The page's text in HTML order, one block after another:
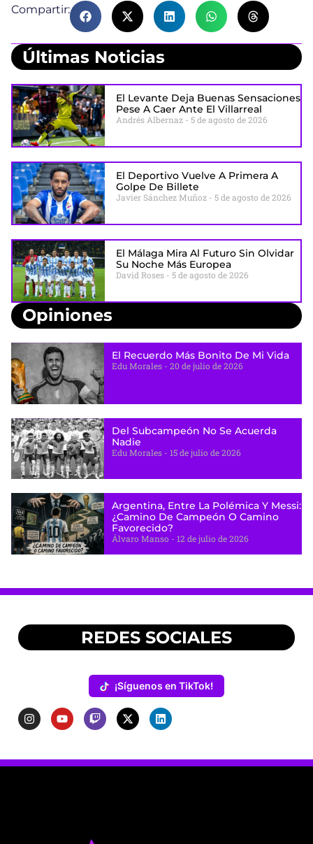
Compartir:
Últimas Noticias
El Levante Deja Buenas Sensaciones
Pese A Caer Ante El Villarreal
Andrés Albernaz 5 de agosto de 2026
El Deportivo Vuelve A Primera A
Golpe De Billete
Javier Sánchez Muñoz 5 de agosto de 2026
El Málaga Mira Al Futuro Sin Olvidar
Su Noche Más Europea
David Roses 5 de agosto de 2026
Opiniones
El Recuerdo Más Bonito De Mi Vida
Edu Morales 20 de julio de 2026
Del Subcampeón No Se Acuerda
Nadie
Edu Morales 15 de julio de 2026
Argentina, Entre La Polémica Y Messi:
¿camino De Campeón O Camino
Favorecido?
Álvaro Manso 12 de julio de 2026
REDES SOCIALES
¡Síguenos en TikTok!